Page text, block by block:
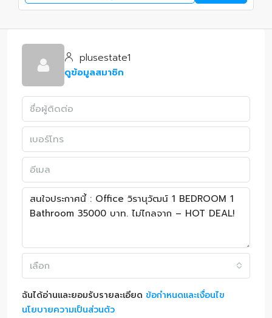
plusestate1
ดูข้อมูลสมาชิก
เลือก
ฉันได้อ่านและยอมรับรายละเอียด ข้อกำหนดและเงื่อนไข
นโยบายความเป็นส่วนตัว